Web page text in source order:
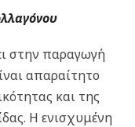
στην παραγωγή
απαραίτητο
και της
Η ενισχυμένη